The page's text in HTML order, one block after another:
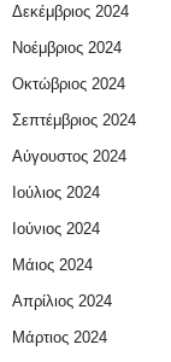
Δεκέμβριος 2024
Νοέμβριος 2024
Οκτώβριος 2024
Σεπτέμβριος 2024
Αύγουστος 2024
Ιούλιος 2024
Ιούνιος 2024
Μάιος 2024
Απρίλιος 2024
Μάρτιος 2024